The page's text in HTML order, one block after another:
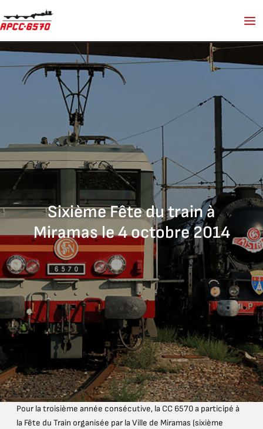
au
Sixième Fête du train à
Miramas le 4 octobre 2014
Pour la troisième année consécutive, la CC 6570 a participé à
la Fête du Train organisée par la Ville de Miramas (sixième